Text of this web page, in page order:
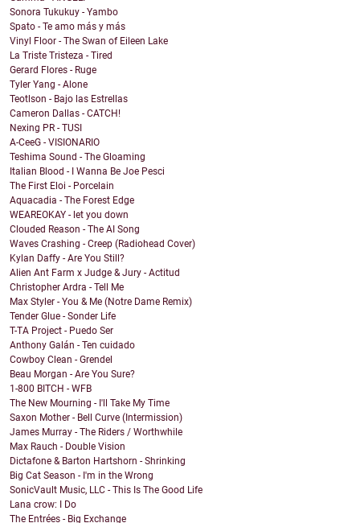
Sonora Tukukuy - Yambo
Spato - Te amo más y más
Vinyl Floor - The Swan of Eileen Lake
La Triste Tristeza - Tired
Gerard Flores - Ruge
Tyler Yang - Alone
Teotlson - Bajo las Estrellas
Cameron Dallas - CATCH!
Nexing PR - TUSI
A-CeeG - VISIONARIO
Teshima Sound - The Gloaming
Italian Blood - I Wanna Be Joe Pesci
The First Eloi - Porcelain
Aquacadia - The Forest Edge
WEAREOKAY - let you down
Clouded Reason - The AI Song
Waves Crashing - Creep (Radiohead Cover)
Kylan Daffy - Are You Still?
Alien Ant Farm x Judge & Jury - Actitud
Christopher Ardra - Tell Me
Max Styler - You & Me (Notre Dame Remix)
Tender Glue - Sonder Life
T-TA Project - Puedo Ser
Anthony Galán - Ten cuidado
Cowboy Clean - Grendel
Beau Morgan - Are You Sure?
1-800 BITCH - WFB
The New Mourning - I'll Take My Time
Saxon Mother - Bell Curve (Intermission)
James Murray - The Riders / Worthwhile
Max Rauch - Double Vision
Dictafone & Barton Hartshorn - Shrinking
Big Cat Season - I'm in the Wrong
SonicVault Music, LLC - This Is The Good Life
Lana crow: I Do
The Entrées - Big Exchange